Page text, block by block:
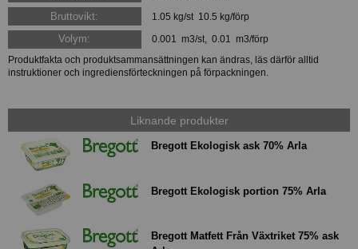
Bruttovikt: 1.05 kg/st 10.5 kg/förp
Volym:
0.001 m3/st, 0.01 m3/förp
Produktfakta och produktsammansättningen kan ändras, läs därför alltid
instruktioner och ingrediensförteckningen på förpackningen.
Liknande produkter
Bregott Ekologisk ask 70% Arla
Bregott Ekologisk portion 75% Arla
Bregott Matfett Från Växtriket 75% ask